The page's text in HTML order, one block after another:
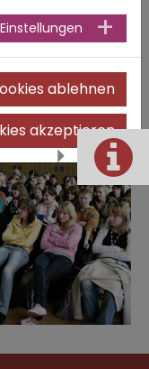
Einstellungen
ablehnen
akzeptieren